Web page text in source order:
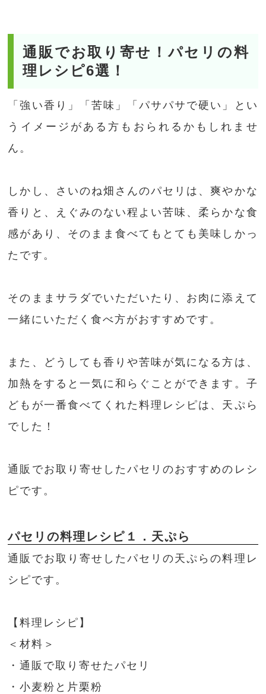
通販でお取り寄せ！パセリの料
理レシピ6選！
「強い香り」「苦味」「パサパサで硬い」とい
うイメージがある方もおられるかもしれませ
ん。
しかし、さいのね畑さんのパセリは、爽やかな
香りと、えぐみのない程よい苦味、柔らかな食
感があり、そのまま食べてもとても美味しかっ
たです。
そのままサラダでいただいたり、お肉に添えて
一緒にいただく食べ方がおすすめです。
また、どうしても香りや苦味が気になる方は、
加熱をすると一気に和らぐことができます。子
どもが一番食べてくれた料理レシピは、天ぷら
でした！
通販でお取り寄せしたパセリのおすすめのレシ
ピです。
パセリの料理レシピ１．天ぷら
通販でお取り寄せしたパセリの天ぷらの料理レ
シピです。
【料理レシピ】
＜材料＞
・通販で取り寄せたパセリ
・小麦粉と片栗粉